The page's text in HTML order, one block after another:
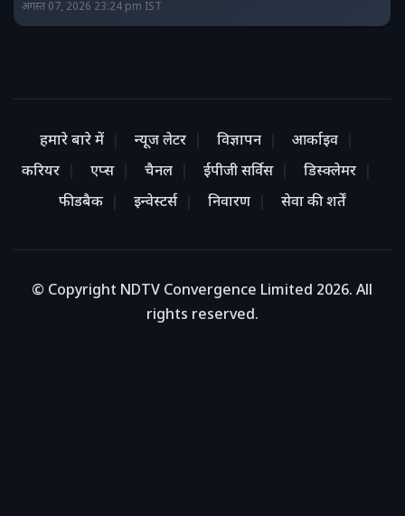
अगस्त 07, 2026 23:24 pm IST
हमारे बारे में न्यूज लेटर विज्ञापन
आर्काइव
करियर
एप्स चैनल ईपीजी सर्विस
डिस्क्लेमर
फीडबैक
इन्वेस्टर्स निवारण सेवा की शर्तें
© Copyright NDTV Convergence Limited 2026. All
rights reserved.